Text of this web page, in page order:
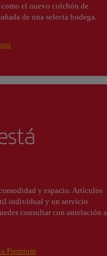
el nuevo colchón de
de una selecta bodega.
y espacio. Artículos
individual y un servicio
consultar con antelación a
Premium